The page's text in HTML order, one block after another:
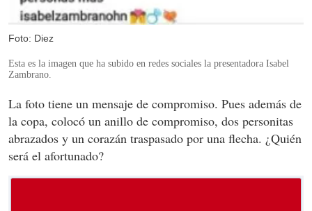
Foto: Diez
Esta es la imagen que ha subido en redes sociales la presentadora Isabel
Zambrano.
La foto tiene un mensaje de compromiso. Pues además de
la copa, colocó un anillo de compromiso, dos personitas
abrazados y un corazán traspasado por una flecha. ¿Quién
será el afortunado?